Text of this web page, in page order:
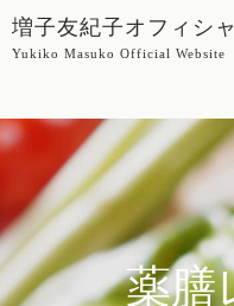
増子友紀子オフィシ
Yukiko Masuko Official Website
薬膳